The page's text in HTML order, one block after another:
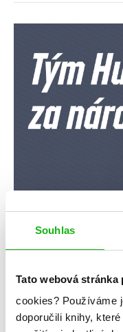
Souhlas
Tato webová stránka
cookies? Používáme
doporučili knihy,